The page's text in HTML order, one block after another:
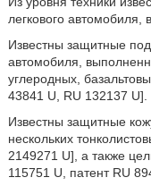
легкового
Известны защитные
автомобиля,
углеродных,
43841 U, RU 132137 U].
Известны защитные
нескольких
2149271 U], а также
115751 U, патент RU